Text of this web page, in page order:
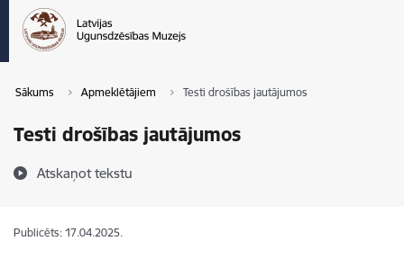
Sākums Apmeklētājiem Testi drošības jautājumos
Testi drošības jautājumos
Atskaņot tekstu
Publicēts: 17.04.2025.